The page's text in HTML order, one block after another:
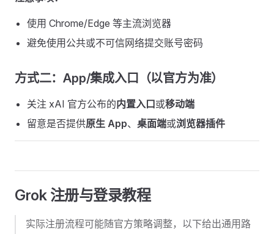
使用 Chrome/Edge 等主流浏览器
避免使用公共或不可信网络提交账号密码
方式二：App/集成入口（以官方为准）
关注 xAI 官方公布的内置入口或移动端
留意是否提供原生 App、 桌面端或浏览器插件
Grok 注册与登录教程
实际注册流程可能随官方策略调整，以下给出通用路